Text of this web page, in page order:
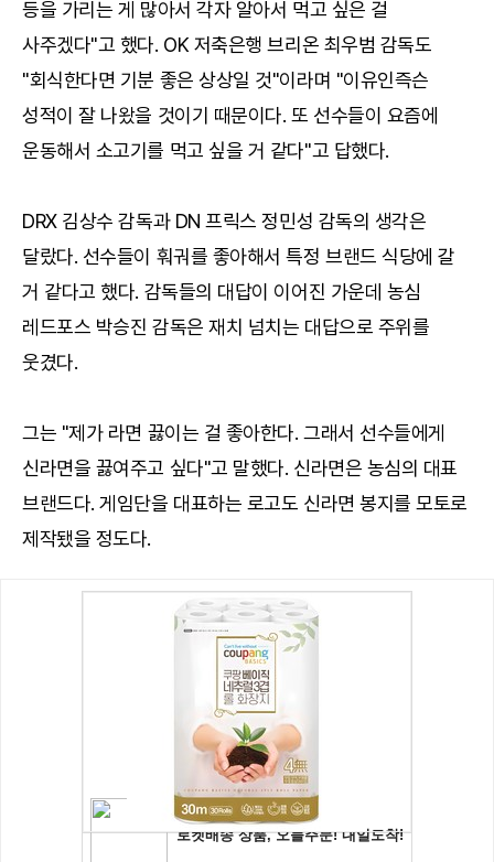
등을 가리는 게 많아서 각자 알아서 먹고 싶은 걸
사주겠다"고 했다. OK 저축은행 브리온 최우범 감독도
"회식한다면 기분 좋은 상상일 것"이라며 "이유인즉슨
성적이 잘 나왔을 것이기 때문이다. 또 선수들이 요즘에
운동해서 소고기를 먹고 싶을 거 같다"고 답했다.
DRX 김상수 감독과 DN 프릭스 정민성 감독의 생각은
달랐다. 선수들이 훠궈를 좋아해서 특정 브랜드 식당에 갈
거 같다고 했다. 감독들의 대답이 이어진 가운데 농심
레드포스 박승진 감독은 재치 넘치는 대답으로 주위를
웃겼다.
그는 "제가 라면 끓이는 걸 좋아한다. 그래서 선수들에게
신라면을 끓여주고 싶다"고 말했다. 신라면은 농심의 대표
브랜드다. 게임단을 대표하는 로고도 신라면 봉지를 모토로
제작됐을 정도다.